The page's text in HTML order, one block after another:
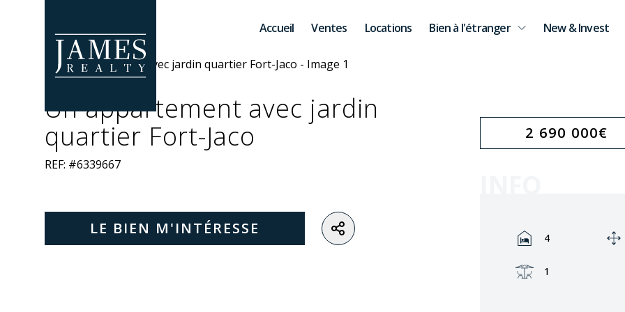
Accueil
Ventes Locations Bien à l'étranger New & Invest
Un appartement avec jardin
quartier Fort-Jaco
REF: #6339667
LE BIEN M'INTÉRESSE
2 690 000€
Rooms:
4
Terrasse:
1